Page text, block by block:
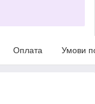
Оплата Умови